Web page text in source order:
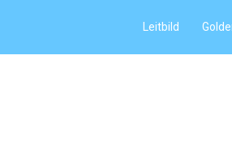
Leitbild